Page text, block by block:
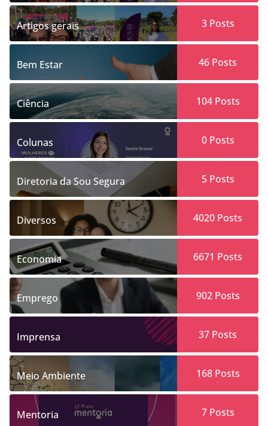
Artigos gerais 3Posts
Bem Estar 46 Posts
Ciência 104Posts
Colunas 0Posts
Diretoria da Sou Segura 5Posts
Diversos 4020 Posts
Economia 6671 Posts
Emprego 902Posts
Imprensa 37 Posts
Meio Ambiente 168Posts
Mentoria 7Posts